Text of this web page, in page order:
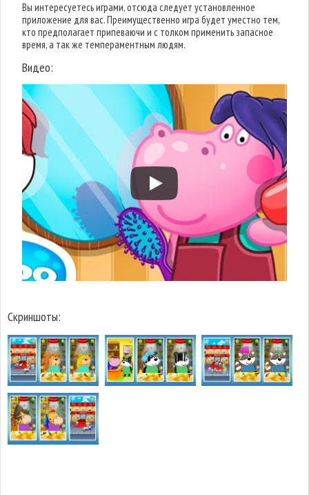
Вы интересуетесь играми, отсюда следует установленное
приложение для вас. Преимущественно игра будет уместно тем,
кто предполагает припеваючи и с толком применить запасное
время, а так же темпераментным людям.
Видео:
Скриншоты: